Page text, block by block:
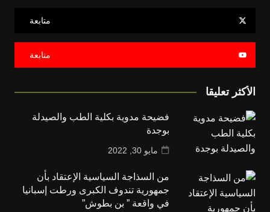
متابعة
متابعة
الأكثر تعليقا
فضيحة مدوية بكلية الطب والصيدلة
بوجدة
مايو 30, 2022
من السذاجة السياسية الإعتقاد بأن
جمهورية تندوف الكبرى ورطت إسبانيا
في واقعة ” بن بطوش”